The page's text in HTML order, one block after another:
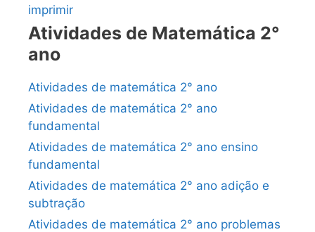
imprimir
Atividades de Matemática 2°
ano
Atividades de matemática 2° ano
Atividades de matemática 2° ano
fundamental
Atividades de matemática 2° ano ensino
fundamental
Atividades de matemática 2° ano adição e
subtração
Atividades de matemática 2° ano problemas